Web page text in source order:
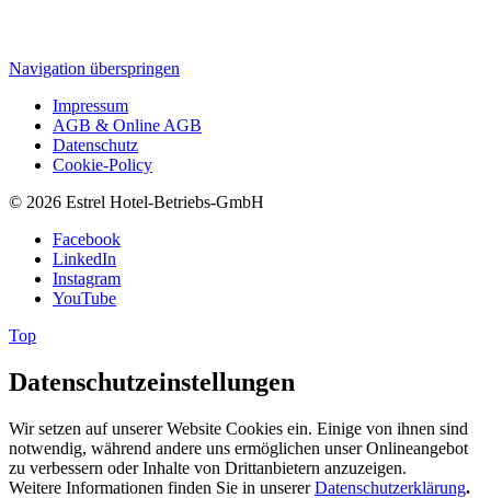
Navigation überspringen
Impressum
AGB & Online AGB
Datenschutz
Cookie-Policy
© 2026 Estrel Hotel-Betriebs-GmbH
Facebook
LinkedIn
Instagram
YouTube
Top
Datenschutzeinstellungen
Wir setzen auf unserer Website Cookies ein. Einige von ihnen sind
notwendig, während andere uns ermöglichen unser Onlineangebot
zu verbessern oder Inhalte von Drittanbietern anzuzeigen.
Weitere Informationen finden Sie in unsererDatenschutzerklärung.